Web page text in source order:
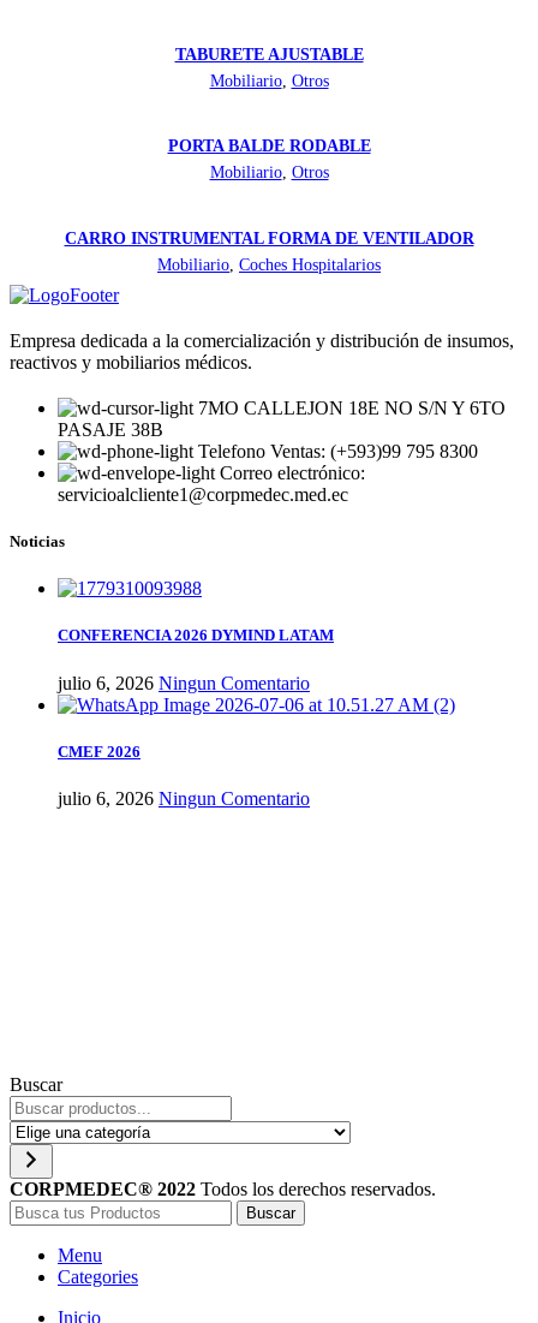
TABURETE AJUSTABLE
Mobiliario, Otros
PORTA BALDE RODABLE
Mobiliario, Otros
CARRO INSTRUMENTAL FORMA DE VENTILADOR
Mobiliario Coches Hospitalarios
Empresa dedicada a la comercialización y distribución de insumos,
reactivos y mobiliarios médicos.
7MO CALLEJON 18E NO S/N Y 6TO
PASAJE 38B
Telefono Ventas: (+593)99 795 8300
Correo electrónico:
servicioalcliente1@corpmedec.med.ec
Noticias
CONFERENCIA 2026 DYMIND LATAM
julio 6, 2026 Ningun Comentario
CMEF 2026
julio 6, 2026 Ningun Comentario
Buscar
Elige
una
categoría
CORPMEDEC® 2022 Todos los derechos reservados.
Buscar
Menu
Categories
Inicio